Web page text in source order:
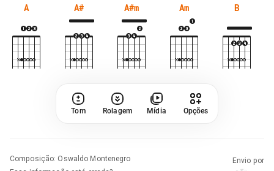
A A# A#m Am B
Tom Rolagem Mídia Opções
Composição: Oswaldo Montenegro
Envio por